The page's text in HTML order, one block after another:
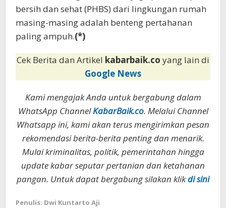
bersih dan sehat (PHBS) dari lingkungan rumah
masing-masing adalah benteng pertahanan
paling ampuh.(*)
Cek Berita dan Artikel kabarbaik.co yang lain di
Google News
Kami mengajak Anda untuk bergabung dalam
WhatsApp ChannelKabarBaik.co. Melalui Channel
Whatsapp ini, kami akan terus mengirimkan pesan
rekomendasi berita-berita penting dan menarik.
Mulai kriminalitas, politik, pemerintahan hingga
update kabar seputar pertanian dan ketahanan
pangan. Untuk dapat bergabung silakan klikdi sini
Penulis: Dwi Kuntarto Aji